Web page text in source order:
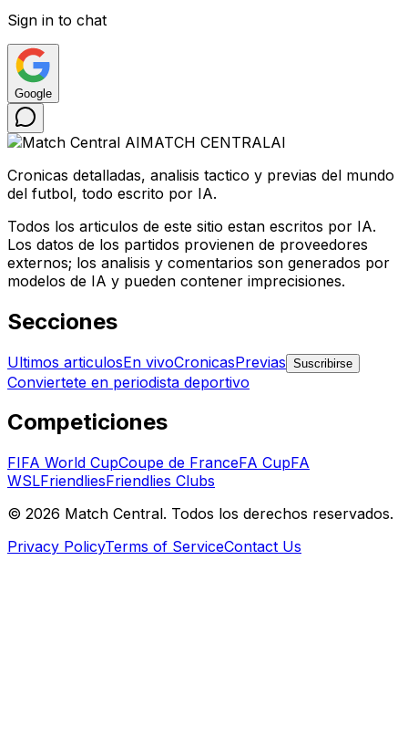
Sign in to chat
Google
MATCH CENTRALAI
Cronicas detalladas, analisis tactico y previas del mundo
del futbol, todo escrito por IA.
Todos los articulos de este sitio estan escritos por IA.
Los datos de los partidos provienen de proveedores
externos; los analisis y comentarios son generados por
modelos de IA y pueden contener imprecisiones.
Secciones
Ultimos articulosEn vivoCronicasPrevias Suscribirse
Conviertete en periodista deportivo
Competiciones
FIFA World CupCoupe de FranceFA CupFA
WSLFriendliesFriendlies Clubs
© 2026 Match Central. Todos los derechos reservados.
Privacy PolicyTerms of ServiceContact Us